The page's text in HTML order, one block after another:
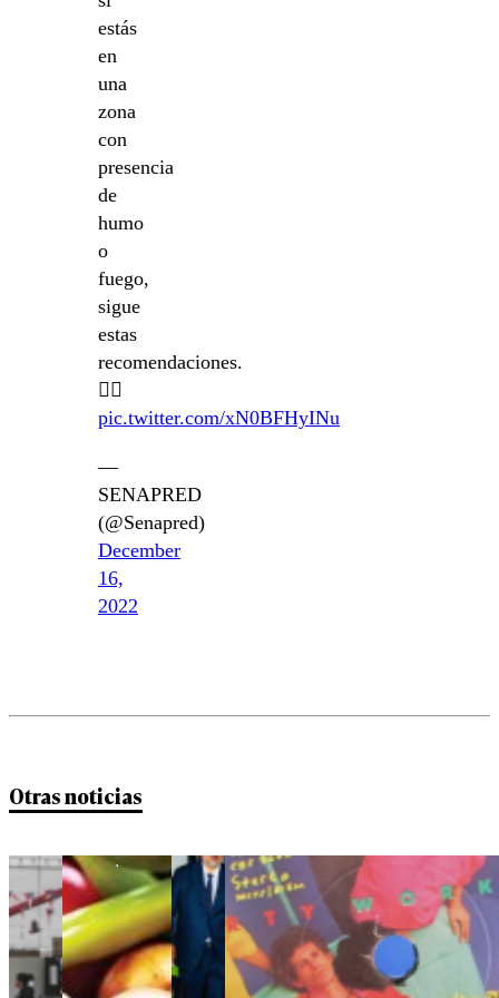
estás
en
una
zona
con
presencia
de
humo
o
fuego,
sigue
estas
recomendaciones.
👇🏻
pic.twitter.com/xN0BFHyINu
—
SENAPRED
(@Senapred)
December
16,
2022
Otras noticias